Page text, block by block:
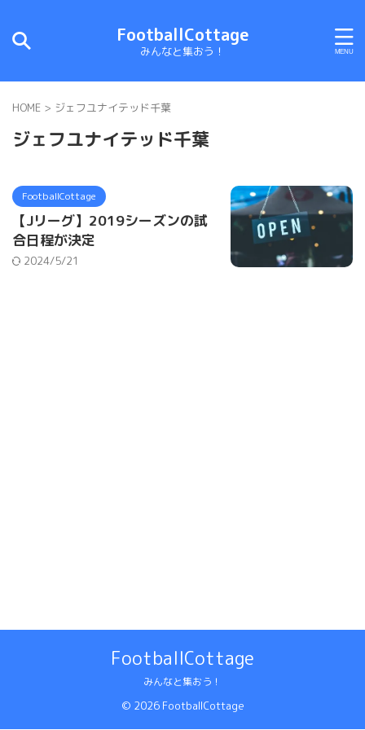
FootballCottage
みんなと集おう！
HOME > ジェフユナイテッド千葉
ジェフユナイテッド千葉
FootballCottage
【Jリーグ】2019シーズンの試
合日程が決定
2024/5/21
FootballCottage
みんなと集おう！
© 2026 FootballCottage